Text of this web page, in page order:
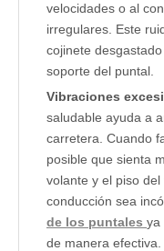
velocidades o al
irregulares. Este
cojinete
soporte del puntal.
Vibraciones
saludable ayuda a
carretera. Cuando
posible que sienta
volante y el piso
conducción sea
de los puntales ya
de manera efectiva.